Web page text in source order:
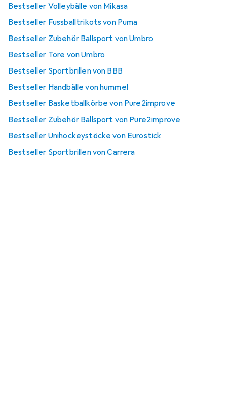
Bestseller Volleybälle von Mikasa
Bestseller Fussballtrikots von Puma
Bestseller Zubehör Ballsport von Umbro
Bestseller Tore von Umbro
Bestseller Sportbrillen von BBB
Bestseller Handbälle von hummel
Bestseller Basketballkörbe von Pure2improve
Bestseller Zubehör Ballsport von Pure2improve
Bestseller Unihockeystöcke von Eurostick
Bestseller Sportbrillen von Carrera